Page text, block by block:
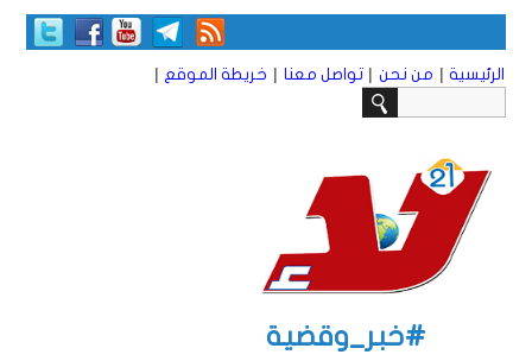
الرئيسية | من نحن | تواصل معنا | خريطة الموقع |
#خبر_وقضية